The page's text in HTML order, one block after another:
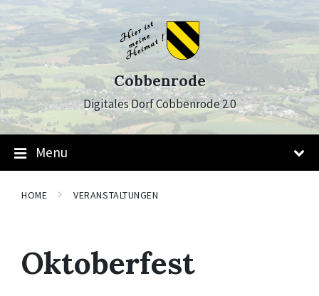
Skip
to
content
Skip
to
main
navigation
Skip
to
footer
Cobbenrode
Digitales Dorf Cobbenrode 2.0
Menu
HOME VERANSTALTUNGEN
Oktoberfest